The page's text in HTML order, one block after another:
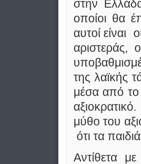
στην
οποίοι θα
αυτοί είναι
αριστεράς,
της λαϊκής
μέσα από το
μύθο του
ότι τα
Αντίθετα